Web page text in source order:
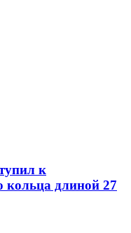
к
кольца длиной 27